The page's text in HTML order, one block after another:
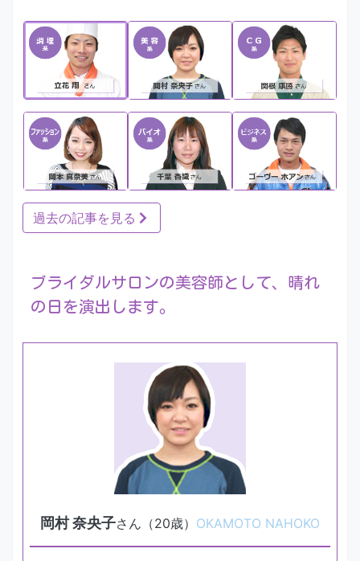
過去の記事を見る
ブライダルサロンの美容師として、晴れ
の日を演出します。
岡村 奈央子さん（20歳） OKAMOTO NAHOKO